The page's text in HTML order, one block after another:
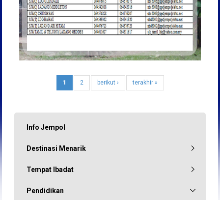
1 2 berikut › terakhir »
Info Jempol
Destinasi Menarik
Tempat Ibadat
Pendidikan